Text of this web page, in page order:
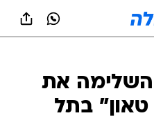
השלימה את
בתל